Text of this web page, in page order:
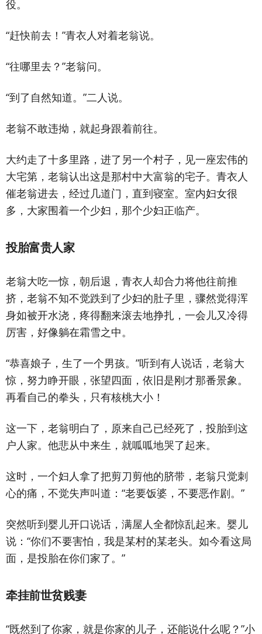
役。
“赶快前去！”青衣人对着老翁说。
“往哪里去？”老翁问。
“到了自然知道。”二人说。
老翁不敢违拗，就起身跟着前往。
大约走了十多里路，进了另一个村子，见一座宏伟的
大宅第，老翁认出这是那村中大富翁的宅子。青衣人
催老翁进去，经过几道门，直到寝室。室内妇女很
多，大家围着一个少妇，那个少妇正临产。
投胎富贵人家
老翁大吃一惊，朝后退，青衣人却合力将他往前推
挤，老翁不知不觉跌到了少妇的肚子里，骤然觉得浑
身如被开水浇，疼得翻来滚去地挣扎，一会儿又冷得
厉害，好像躺在霜雪之中。
“恭喜娘子，生了一个男孩。”听到有人说话，老翁大
惊，努力睁开眼，张望四面，依旧是刚才那番景象。
再看自己的拳头，只有核桃大小！
这一下，老翁明白了，原来自己已经死了，投胎到这
户人家。他悲从中来生，就呱呱地哭了起来。
这时，一个妇人拿了把剪刀剪他的脐带，老翁只觉刺
心的痛，不觉失声叫道：“老要饭婆，不要恶作剧。”
突然听到婴儿开口说话，满屋人全都惊乱起来。婴儿
说：“你们不要害怕，我是某村的某老头。如今看这局
面，是投胎在你们家了。”
牵挂前世贫贱妻
“既然到了你家，就是你家的儿子，还能说什么呢？”小